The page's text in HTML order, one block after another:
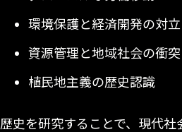
環境保護と経済開発の対立
資源管理と地域社会の衝突
植民地主義の歴史認識
歴史を研究することで、現代社